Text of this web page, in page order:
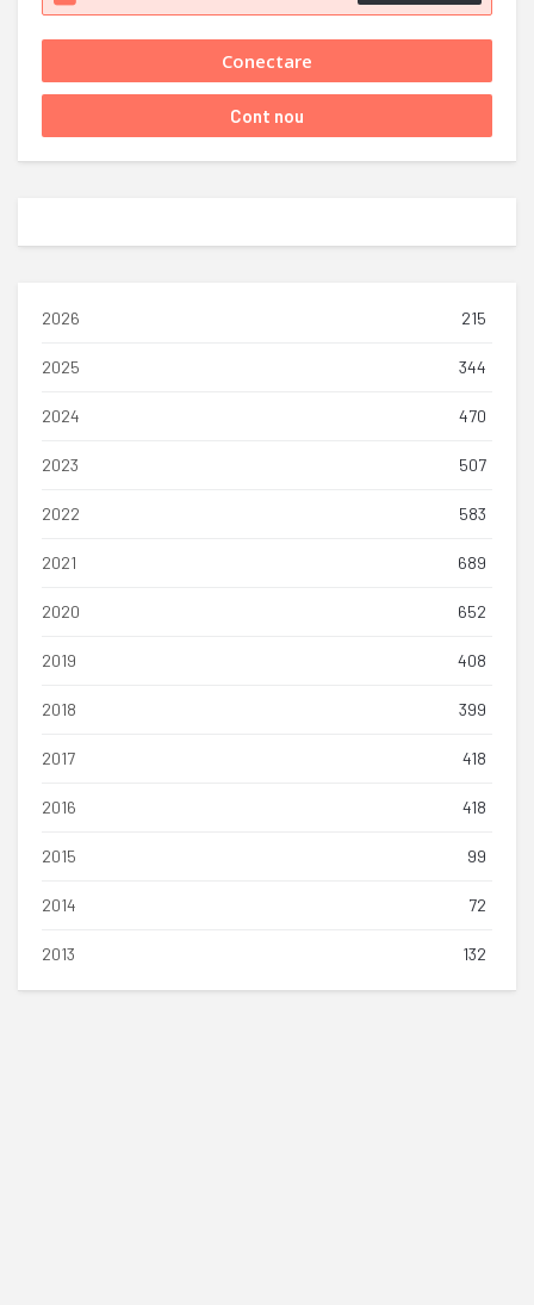
2026 215
2025 344
2024 470
2023 507
2022 583
2021 689
2020 652
2019 408
2018 399
2017 418
2016 418
2015 99
2014 72
2013 132